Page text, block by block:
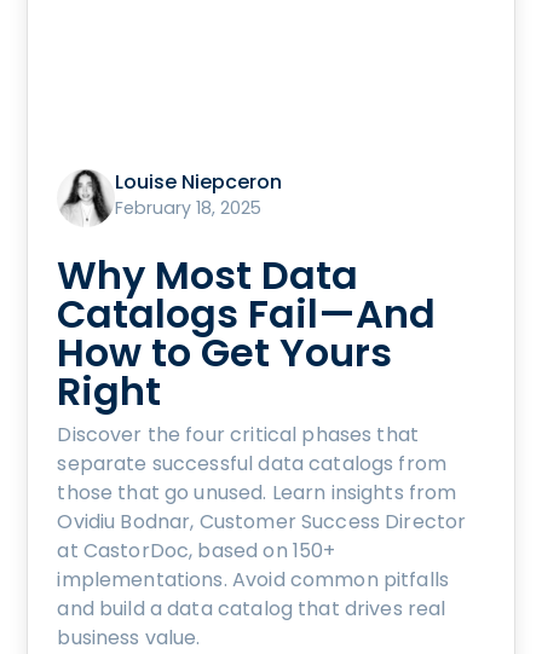
Louise Niepceron
February 18, 2025
Why Most Data
Catalogs Fail—And
How to Get Yours
Right
Discover the four critical phases that
separate successful data catalogs from
those that go unused. Learn insights from
Ovidiu Bodnar, Customer Success Director
at CastorDoc, based on 150+
implementations. Avoid common pitfalls
and build a data catalog that drives real
business value.